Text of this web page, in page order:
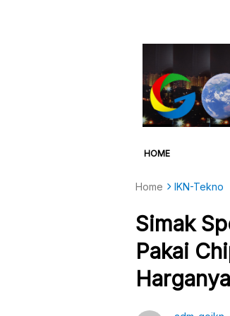
HOME
Home IKN-Tekno
Simak
Pakai